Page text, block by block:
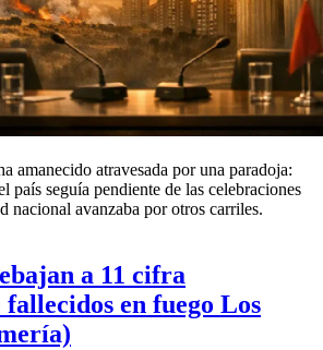
amanecido atravesada por una paradoja:
país seguía pendiente de las celebraciones
nacional avanzaba por otros carriles.
a 11 cifra
en fuego Los